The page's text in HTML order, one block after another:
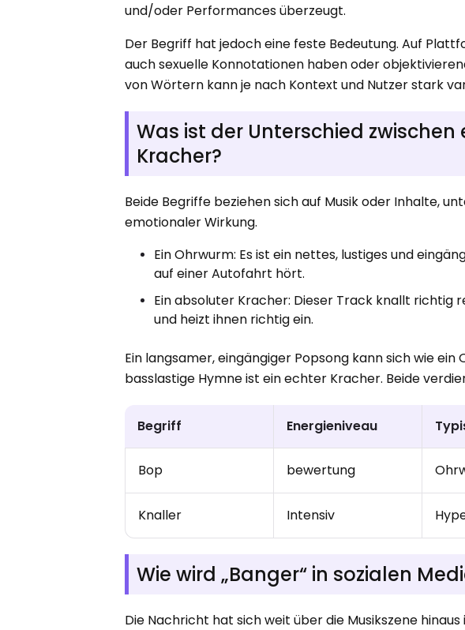
und/oder Performances überzeugt.
Der Begriff hat jedoch eine feste Bedeutung. Auf
auch sexuelle Konnotationen haben oder
von Wörtern kann je nach Kontext und Nutzer stark
Was ist der Unterschied
Kracher?
Beide Begriffe beziehen sich auf Musik oder Inhalte,
emotionaler Wirkung.
Ein Ohrwurm: Es ist ein nettes, lustiges und
auf einer Autofahrt hört.
Ein absoluter Kracher: Dieser Track knallt richtig
und heizt ihnen richtig ein.
Ein langsamer, eingängiger Popsong kann sich wie
basslastige Hymne ist ein echter Kracher. Beide
Begriff Energieniveau
Bop bewertung
Knaller Intensiv
Wie wird „Banger“ in sozialen
Die Nachricht hat sich weit über die Musikszene